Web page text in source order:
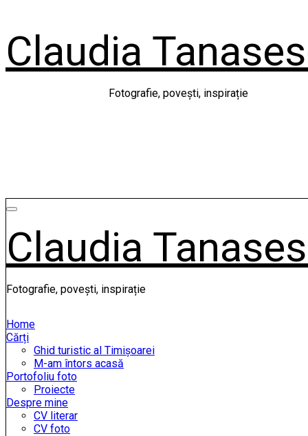
content
Claudia
Fotografie, povești, inspirație
Claudia
Fotografie, povești, inspirație
Home
Cărți
Ghid turistic al Timișoarei
M-am întors acasă
Portofoliu foto
Proiecte
Despre mine
CV literar
CV foto